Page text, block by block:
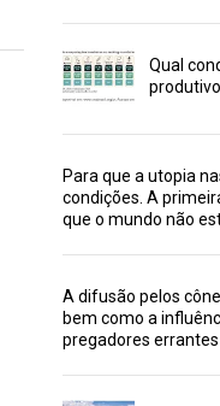
Qual
Para que a utopia
condições. A
que o mundo não
A difusão pelos
bem como a
pregadores